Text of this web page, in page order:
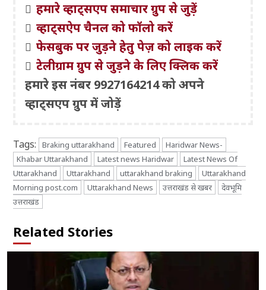
हमारे व्हाट्सएप समाचार ग्रुप से जुड़ें
व्हाट्सऐप चैनल को फॉलो करें
फेसबुक पर जुड़ने हेतु पेज़ को लाइक करें
टेलीग्राम ग्रुप से जुड़ने के लिए क्लिक करें
हमारे इस नंबर 9927164214 को अपने
व्हाट्सएप ग्रुप में जोड़ें
Tags: Braking uttarakhand Featured
Haridwar News-
Khabar Uttarakhand
Latest news Haridwar
Latest News Of
Uttarakhand
Uttarakhand uttarakhand braking
Uttarakhand
Morning post.com
Uttarakhand News उत्तराखंड से खबर
देवभूमि
उत्तराखंड
Related Stories